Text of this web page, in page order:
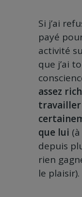
Si j’ai
payé
activité
que j’ai
assez
que lui
depuis
rien
le plaisir).